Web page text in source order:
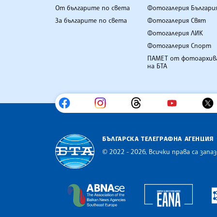
От българите по света
За българите по света
Фотогалерия
Фотогалерия Свят
Фотогалерия ЛИК
Фотогалерия Спорт
ПАМЕТ от
на БТА
БЪЛГАРСКА ТЕЛЕГРАФНА АГЕНЦИЯ
© 2022 - 2026, Всички права са
The Assocoation of the